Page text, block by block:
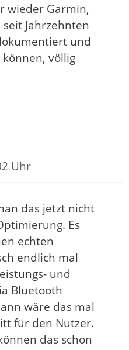
wieder Garmin,
Jahrzehnten
und
völlig
Uhr
das jetzt nicht
Es
echten
endlich mal
und
Bluetooth
wäre das mal
für den Nutzer.
das schon